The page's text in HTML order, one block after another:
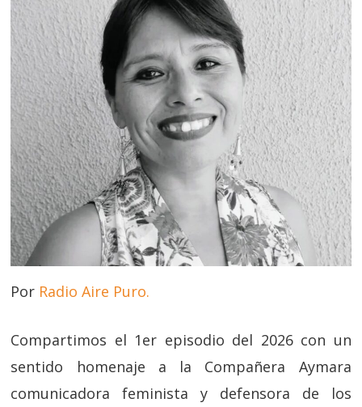
Por Radio Aire Puro.
Compartimos el 1er episodio del 2026 con un
sentido homenaje a la Compañera Aymara
comunicadora feminista y defensora de los